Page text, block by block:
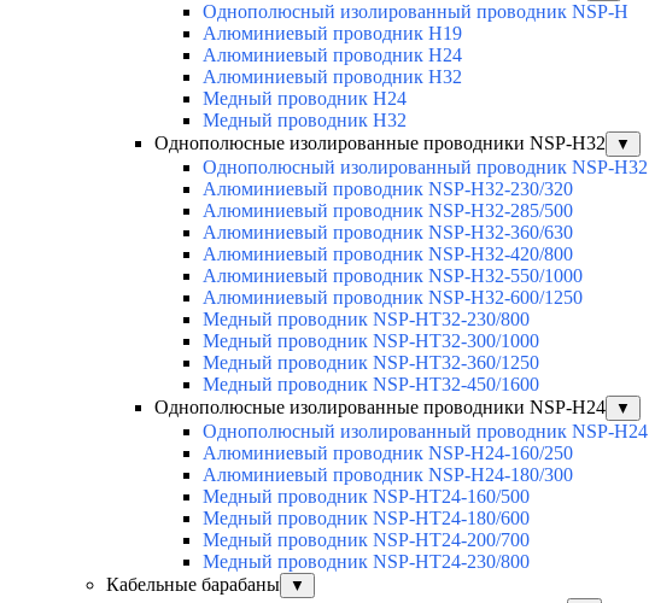
Однополюсный изолированный проводник NSP-H
Алюминиевый проводник H19
Алюминиевый проводник H24
Алюминиевый проводник H32
Медный проводник H24
Медный проводник H32
Однополюсные изолированные проводники NSP-H32
▼
Однополюсный изолированный проводник NSP-H32
Алюминиевый проводник NSP-H32-230/320
Алюминиевый проводник NSP-H32-285/500
Алюминиевый проводник NSP-H32-360/630
Алюминиевый проводник NSP-H32-420/800
Алюминиевый проводник NSP-H32-550/1000
Алюминиевый проводник NSP-H32-600/1250
Медный проводник NSP-HT32-230/800
Медный проводник NSP-HT32-300/1000
Медный проводник NSP-HT32-360/1250
Медный проводник NSP-HT32-450/1600
Однополюсные изолированные проводники NSP-H24
▼
Однополюсный изолированный проводник NSP-H24
Алюминиевый проводник NSP-H24-160/250
Алюминиевый проводник NSP-H24-180/300
Медный проводник NSP-HT24-160/500
Медный проводник NSP-HT24-180/600
Медный проводник NSP-HT24-200/700
Медный проводник NSP-HT24-230/800
Кабельные барабаны
▼